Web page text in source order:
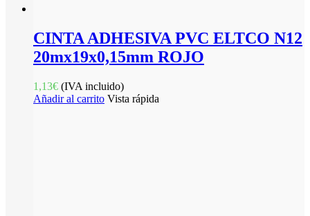
CINTA ADHESIVA PVC ELTCO N12
20mx19x0,15mm ROJO
1,13€ (IVA incluido)
Añadir al carrito Vista rápida